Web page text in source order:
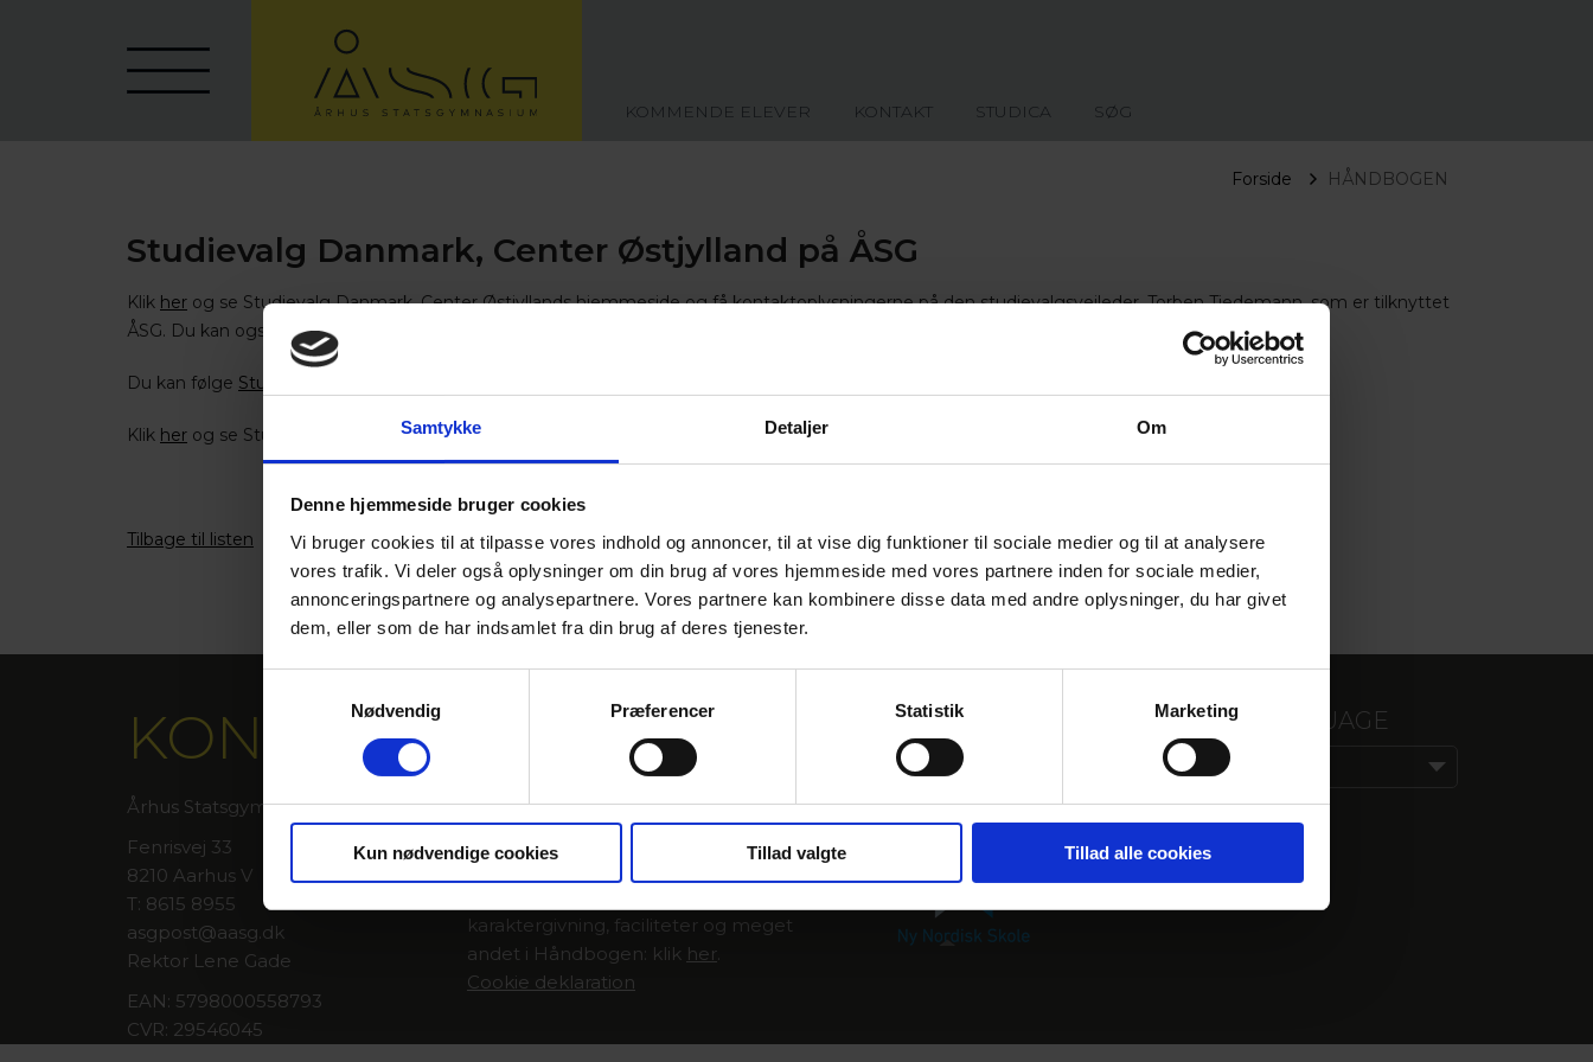
Samtykke Detaljer Om
Denne hjemmeside bruger cookies
Vi bruger cookies til at tilpasse vores indhold og annoncer, til at vise dig funktioner til sociale medier og til at analysere
vores trafik. Vi deler også oplysninger om din brug af vores hjemmeside med vores partnere inden for sociale medier,
annonceringspartnere og analysepartnere. Vores partnere kan kombinere disse data med andre oplysninger, du har givet
dem, eller som de har indsamlet fra din brug af deres tjenester.
Nødvendig
Præferencer Statistik Marketing
Kun nødvendige cookies Tillad valgte Tillad alle cookies
KOMMENDE ELEVER KONTAKT STUDICA SØG
Forside HÅNDBOGEN
Studievalg Danmark, Center Østjylland på ÅSG
Klik her og se Studievalg Danmark, Center Østjyllands hjemmeside og få kontaktoplysningerne på den studievalgsvejleder, Torben Tiedemann, som er tilknyttet
ÅSG. Du kan også kan booke samtale, se kommende arrangementer og tilmelde dig mailservice.
Du kan følge Studievalg Danmark på Facebook
Klik her og se Studievalg Danmark.
Tilbage til listen
KONTAKT
Århus Statsgymnasium
Fenrisvej 33
8210 Aarhus V
T: 8615 8955
asgpost@aasg.dk
Rektor Lene Gade
EAN: 5798000558793
CVR: 29546045
FAKTA OM ÅSG
På Århus Statsgymnasium lægger vi
vægt på pladsen til udvikling,
eksperiment og improvisation under
hensyntagen til helheden.
karaktergivning, faciliteter og meget
andet i Håndbogen: klik her.
Cookie deklaration
CHOOSE LANGUAGE
Dansk